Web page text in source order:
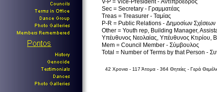
V-P = Vice-President - Αντιπρόεδρος
Sec = Secretary - Γραμματέας
Treas = Treasurer - Ταμίας
P-R = Public Relations - Δημοσίων Σχέσεων
Other = Youth rep, Building Manager,
Υπέυθυνος Νεολαίας, Υπέυθυνος Κτιρίου,
Mem = Council Member - Σύμβουλος
Total = Number of Terms by that Person -
42 Χρονια - 117 Άτομα - 364 Θητείες - Γερά